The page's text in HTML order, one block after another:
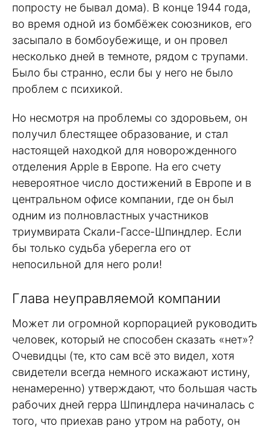
попросту не бывал дома). В конце 1944 года,
во время одной из бомбёжек союзников, его
засыпало в бомбоубежище, и он провел
несколько дней в темноте, рядом с трупами.
Было бы странно, если бы у него не было
проблем с психикой.
Но несмотря на проблемы со здоровьем, он
получил блестящее образование, и стал
настоящей находкой для новорожденного
отделения Apple в Европе. На его счету
невероятное число достижений в Европе и в
центральном офисе компании, где он был
одним из полновластных участников
триумвирата Скали-Гассе-Шпиндлер. Если
бы только судьба уберегла его от
непосильной для него роли!
Глава неуправляемой компании
Может ли огромной корпорацией руководить
человек, который не способен сказать «нет»?
Очевидцы (те, кто сам всё это видел, хотя
свидетели всегда немного искажают истину,
ненамеренно) утверждают, что большая часть
рабочих дней герра Шпиндлера начиналась с
того, что приехав рано утром на работу, он